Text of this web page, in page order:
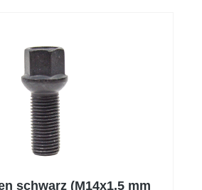
schwarz (M14x1,5 mm